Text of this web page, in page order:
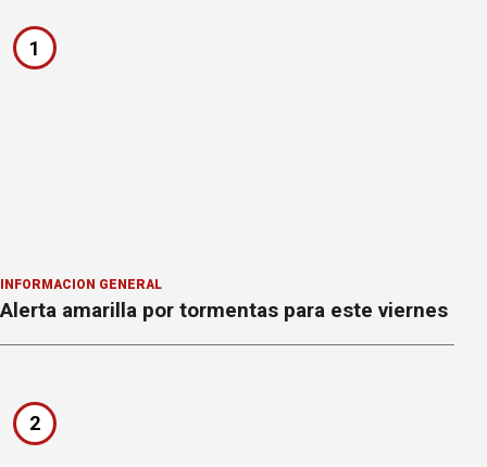
1
INFORMACION GENERAL
Alerta amarilla por tormentas para este viernes
2